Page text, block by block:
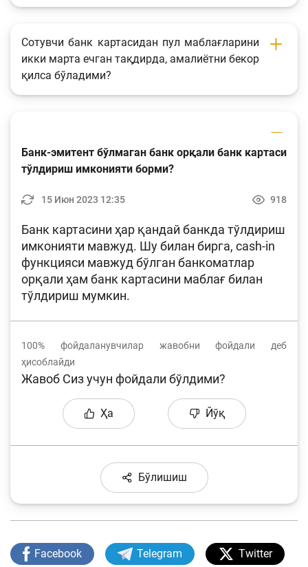
Сотувчи банк картасидан пул маблағларини
икки марта ечган тақдирда, амалиётни бекор
қилса бўладими?
Банк-эмитент бўлмаган банк орқали банк картаси
тўлдириш имконияти борми?
15 Июн 2023 12:35 918
Банк картасини ҳар қандай банкда тўлдириш
имконияти мавжуд. Шу билан бирга, cash-in
функцияси мавжуд бўлган банкоматлар
орқали ҳам банк картасини маблағ билан
тўлдириш мумкин.
100% фойдаланувчилар жавобни фойдали деб
ҳисоблайди
Жавоб Сиз учун фойдали бўлдими?
Ҳа Йўқ
Бўлишиш
Facebook Telegram Twitter